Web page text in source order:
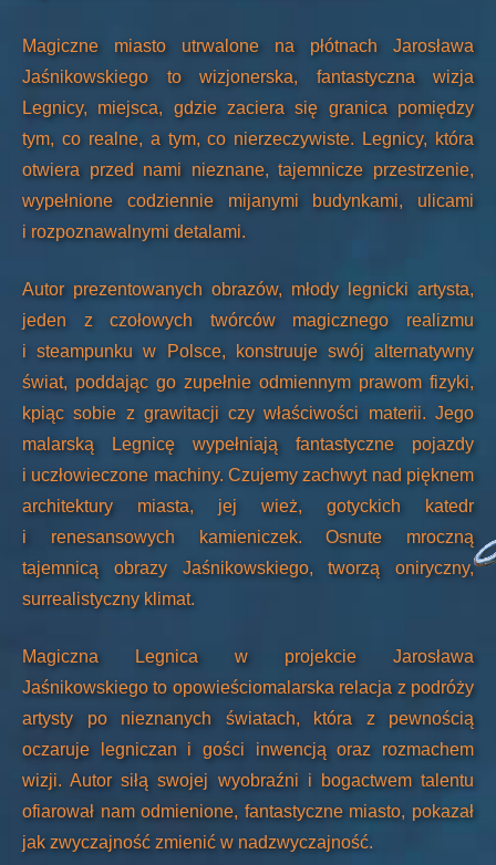
Magiczne miasto utrwalone na płótnach Jarosława
Jaśnikowskiego to wizjonerska, fantastyczna wizja
Legnicy, miejsca, gdzie zaciera się granica pomiędzy
tym, co realne, a tym, co nierzeczywiste. Legnicy, która
otwiera przed nami nieznane, tajemnicze przestrzenie,
wypełnione codziennie mijanymi budynkami, ulicami
i rozpoznawalnymi detalami.
Autor prezentowanych obrazów, młody legnicki artysta,
jeden z czołowych twórców magicznego realizmu
i steampunku w Polsce, konstruuje swój alternatywny
świat, poddając go zupełnie odmiennym prawom fizyki,
kpiąc sobie z grawitacji czy właściwości materii. Jego
malarską Legnicę wypełniają fantastyczne pojazdy
i uczłowieczone machiny. Czujemy zachwyt nad pięknem
architektury miasta, jej wież, gotyckich katedr
i renesansowych kamieniczek. Osnute mroczną
tajemnicą obrazy Jaśnikowskiego, tworzą oniryczny,
surrealistyczny klimat.
Magiczna Legnica w projekcie Jarosława
Jaśnikowskiego to opowieściomalarska relacja z podróży
artysty po nieznanych światach, która z pewnością
oczaruje legniczan i gości inwencją oraz rozmachem
wizji. Autor siłą swojej wyobraźni i bogactwem talentu
ofiarował nam odmienione, fantastyczne miasto, pokazał
jak zwyczajność zmienić w nadzwyczajność.